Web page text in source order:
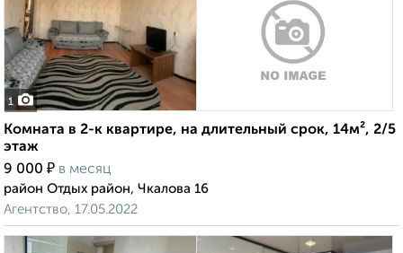
1
Комната в 2-к квартире, на длительный срок, 14м², 2/5
этаж
9 000 ₽ в месяц
район Отдых район, Чкалова 16
Агентство, 17.05.2022